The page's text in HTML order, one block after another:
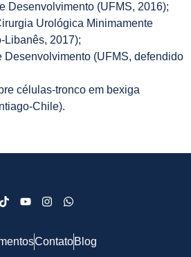
Desenvolvimento (UFMS, 2016);
Urológica Minimamente
Libanês, 2017);
Desenvolvimento (UFMS, defendido
células-tronco em bexiga
Chile).
ContatoBlog